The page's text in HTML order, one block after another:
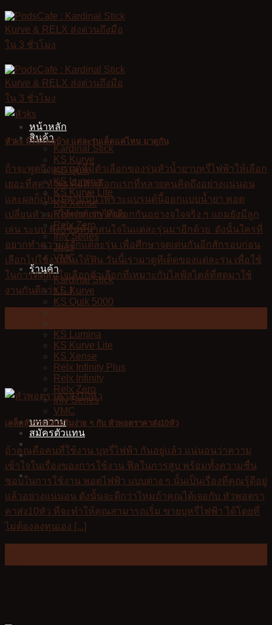
Skip
to
content
หน้าหลัก
สินค้า
Kardinal Stick
KS Kurve
KS Quik
KS Lumina
KS Kurve Lite
KS Xense
Relx Infinity Plus
Relx Zero
Infy Series
Jues
VMC
ร้านค้า
Kardinal Stick
KS Kurve
KS Quik 5000
KS Lumina
KS Kurve Lite
KS Xense
Relx Infinity Plus
Relx Infinity
Relx Zero
Infy Series
VMC
บทความ
สมัครตัวแทน
หัวks มีรุ่นไหนบ้าง แต่ละรุ่นเด็ดแค่ไหน มาดูกัน
ถ้าจะพูดถึงแบรนด์ที่มีตัวเลือกของรุ่นหัวน้ำยาบุหรี่ไฟฟ้าให้เลือก
เยอะที่สุด หัวks คือตัวเลือกแรกที่หลายคนคิดถึงอย่างแน่นอน
และผลก็เป็นไปตามนั้น เพราะแบรนด์นี้ออกแบบน้ำยา พอต
เปลี่ยนหัว มาให้พวกเราได้เลือกกันอย่างจุใจจริง ๆ แถมยังมีลูก
เล่น ระบบ ฟังก์ชันที่น่าสนใจในแต่ละรุ่นมาอีกด้วย ดังนั้นใครที่
อยากทำความรู้จักแต่ละรุ่น เพื่อศึกษาจุดเด่นกันอีกสักรอบก่อน
เลือกไปใช้งานกันให้ฟิน วันนี้เรามาดูทีเด็ดของแต่ละรุ่น เพื่อใช้
ในการตัดสินใจเลือกตัวเลือกที่เหมาะกับไลฟ์สไตล์ที่สุดมาใช้
งานกันดีกว่า [...]
เคล็ดลับรายได้เสริมง่าย ๆ กับ หัวพอตราคาส่ง10หัว
ถ้าคุณคือคนที่ใช้งาน บุหรี่ไฟฟ้า กันอยู่แล้ว แน่นอนว่าความ
เข้าใจในเรื่องของการใช้งาน ฟีลในการสูบ พร้อมทั้งความชื่น
ชอบในการใช้งาน พอตไฟฟ้า แบบต่าง ๆ นั้นเป็นเรื่องที่คุณรู้ดีอยู่
แล้วอย่างแน่นอน ดังนั้นจะดีกว่าไหมถ้าคุณได้เจอกับ หัวพอตรา
คาส่ง10หัว ที่จะทำให้คุณสามารถเริ่ม ขายบุหรี่ไฟฟ้า ได้โดยที่
ไม่ต้องลงทุนเอง [...]